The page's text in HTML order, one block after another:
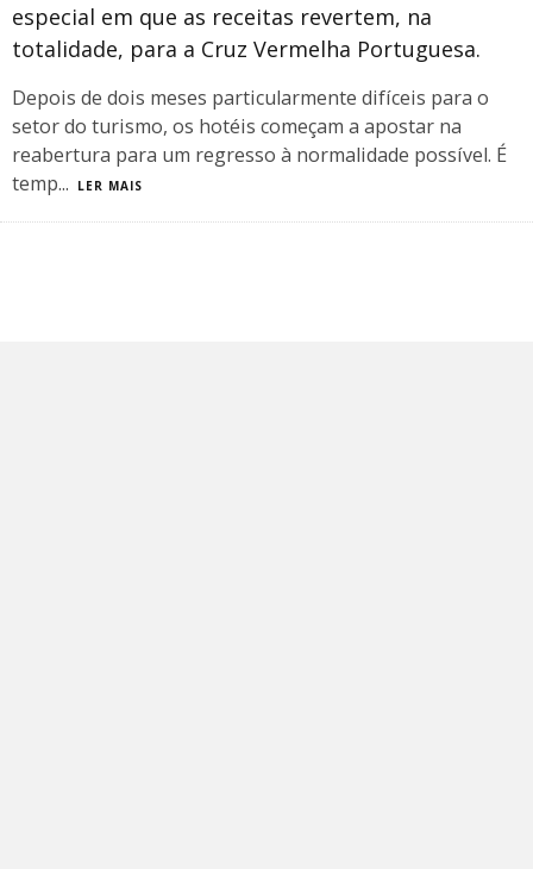
especial em que as receitas revertem, na
totalidade, para a Cruz Vermelha Portuguesa.
Depois de dois meses particularmente difíceis para o
setor do turismo, os hotéis começam a apostar na
reabertura para um regresso à normalidade possível. É
temp... LER MAIS